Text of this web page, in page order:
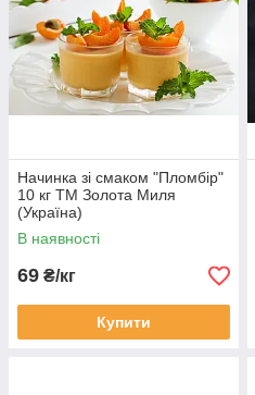
Начинка зі смаком "Пломбір"
10 кг ТМ Золота Миля
(Україна)
В наявності
69 ₴/кг
Купити